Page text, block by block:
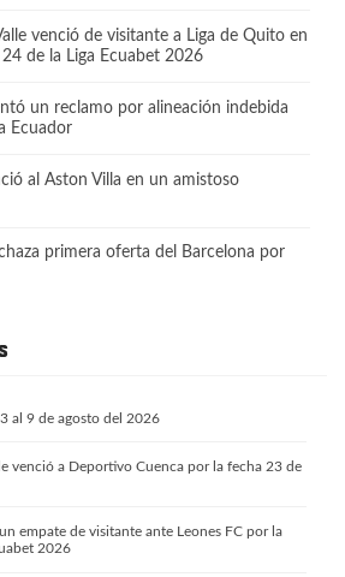
venció de visitante a Liga de Quito en
de la Liga Ecuabet 2026
un reclamo por alineación indebida
Ecuador
al Aston Villa en un amistoso
primera oferta del Barcelona por
al 9 de agosto del 2026
venció a Deportivo Cuenca por la fecha 23 de
empate de visitante ante Leones FC por la
2026